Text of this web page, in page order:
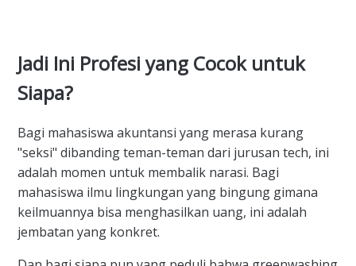
Jadi Ini Profesi yang Cocok untuk
Siapa?
Bagi mahasiswa akuntansi yang merasa kurang
"seksi" dibanding teman-teman dari jurusan tech, ini
adalah momen untuk membalik narasi. Bagi
mahasiswa ilmu lingkungan yang bingung gimana
keilmuannya bisa menghasilkan uang, ini adalah
jembatan yang konkret.